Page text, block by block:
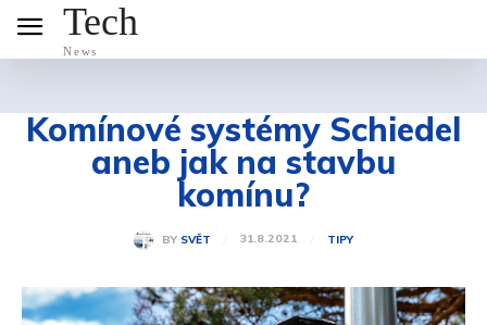
Tech
News
Komínové systémy Schiedel
aneb jak na stavbu
komínu?
BY SVĚT 31.8.2021 TIPY